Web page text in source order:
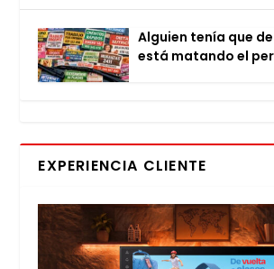
Alguien tenía que
está matan­do el
EXPERIENCIA CLIENTE